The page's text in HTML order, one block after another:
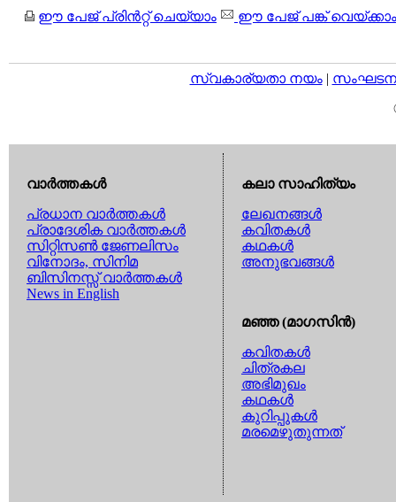
ഈ പേജ് പ്രിന്‍റ്റ് ചെയ്യാം ഈ പേജ് പങ്ക് വെയ്ക്കാം
സ്വകാര്യതാ നയം|
വാര്‍ത്തകള്‍
പ്രധാന വാര്‍ത്തകള്‍
പ്രാദേശിക വാര്‍ത്തകള്‍
സിറ്റിസണ്‍ ജേണലിസം
വിനോദം, സിനിമ
ബിസിനസ്സ് വാര്‍ത്തകള്‍
News in English
കലാ സാഹിത്യം
ലേഖനങ്ങള്‍
കവിതകള്‍
കഥകള്‍
അനുഭവങ്ങള്‍
മഞ്ഞ (മാഗസിന്‍)
കവിതകള്‍
ചിത്രകല
അഭിമുഖം
കഥകള്‍
കുറിപ്പുകള്‍
മരമെഴുതുന്നത്